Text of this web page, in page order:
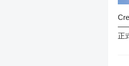
正